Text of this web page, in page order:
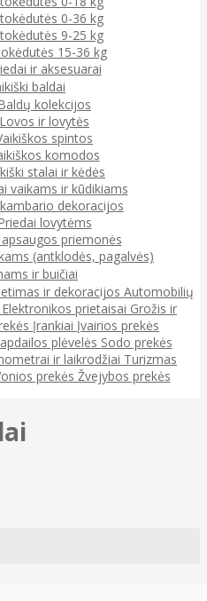
0-36 kg
9-25 kg
15-36 kg
ir aksesuarai
baldai
kolekcijos
Lovos ir lovytės
spintos
komodos
stalai ir kėdės
vaikams ir kūdikiams
dekoracijos
lovytėms
priemonės
(antklodės, pagalvės)
ir buičiai
ir dekoracijos Automobilių
Elektronikos prietaisai Grožis ir
Įrankiai Įvairios prekės
plėvelės Sodo prekės
ir laikrodžiai Turizmas
prekės Žvejybos prekės